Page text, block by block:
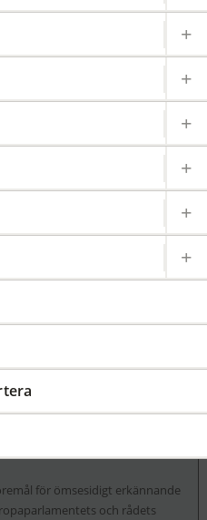
är registrerade.
1 till Europaparlamentets
36/EU.
bland annat
som rör fast
(inklusive ”forfeiting”).
erkännande enligt bilaga 1 till
rådets direktiv 2013/36/EU.
för ömsesidigt erkännande
och rådets